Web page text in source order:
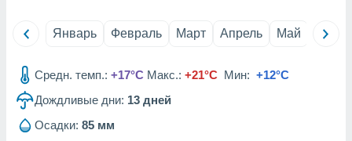
доступ
на
Январь Февраль Март Апрель Май Июнь
Средн. темп.: +17°C Макс.: +21°C Мин: +12°C
Дождливые дни: 13 дней
Осадки: 85 мм